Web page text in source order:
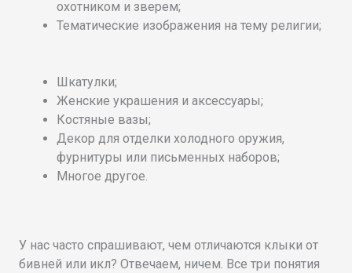
охотником и зверем;
Тематические изображения на тему религии;
Шкатулки;
Женские украшения и аксессуары;
Костяные вазы;
Декор для отделки холодного оружия,
фурнитуры или письменных наборов;
Многое другое.
У нас часто спрашивают, чем отличаются клыки от
бивней или икл? Отвечаем, ничем. Все три понятия